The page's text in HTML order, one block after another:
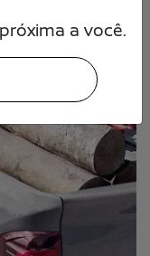
a você.